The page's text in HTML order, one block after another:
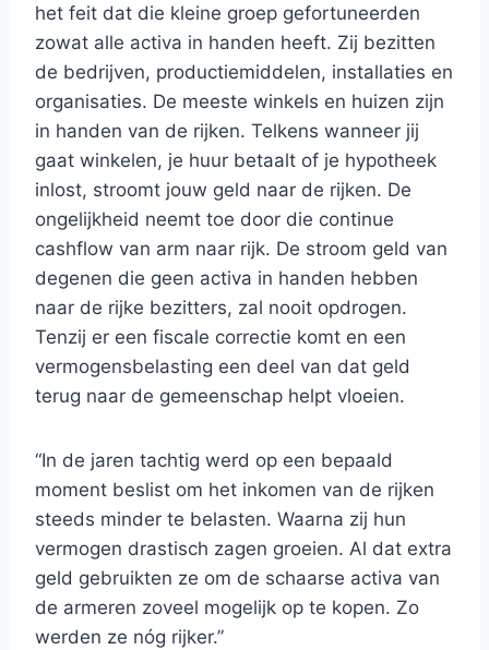
het feit dat die kleine groep gefortuneerden
zowat alle activa in handen heeft. Zij bezitten
de bedrijven, productiemiddelen, installaties en
organisaties. De meeste winkels en huizen zijn
in handen van de rijken. Telkens wanneer jij
gaat winkelen, je huur betaalt of je hypotheek
inlost, stroomt jouw geld naar de rijken. De
ongelijkheid neemt toe door die continue
cashflow van arm naar rijk. De stroom geld van
degenen die geen activa in handen hebben
naar de rijke bezitters, zal nooit opdrogen.
Tenzij er een fiscale correctie komt en een
vermogensbelasting een deel van dat geld
terug naar de gemeenschap helpt vloeien.
“In de jaren tachtig werd op een bepaald
moment beslist om het inkomen van de rijken
steeds minder te belasten. Waarna zij hun
vermogen drastisch zagen groeien. Al dat extra
geld gebruikten ze om de schaarse activa van
de armeren zoveel mogelijk op te kopen. Zo
werden ze nóg rijker.”